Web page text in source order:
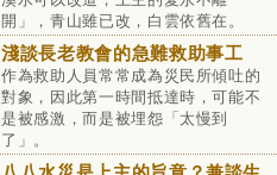
開」，青山雖已改，白雲依舊在。
淺談長老教會的急難救助事工
作為救助人員常常成為災民所傾吐的
對象，因此第一時間抵達時，可能不
是被感激，而是被埋怨「太慢到
了」。